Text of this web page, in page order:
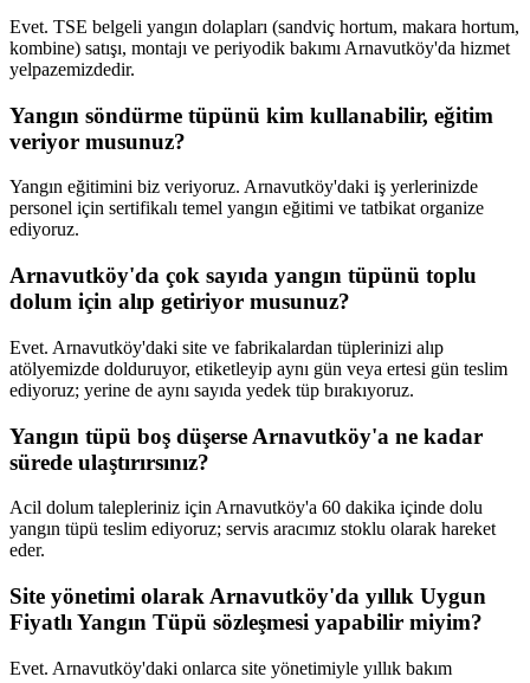
Evet. TSE belgeli yangın dolapları (sandviç hortum, makara hortum,
kombine) satışı, montajı ve periyodik bakımı Arnavutköy'da hizmet
yelpazemizdedir.
Yangın söndürme tüpünü kim kullanabilir, eğitim
veriyor musunuz?
Yangın eğitimini biz veriyoruz. Arnavutköy'daki iş yerlerinizde
personel için sertifikalı temel yangın eğitimi ve tatbikat organize
ediyoruz.
Arnavutköy'da çok sayıda yangın tüpünü toplu
dolum için alıp getiriyor musunuz?
Evet. Arnavutköy'daki site ve fabrikalardan tüplerinizi alıp
atölyemizde dolduruyor, etiketleyip aynı gün veya ertesi gün teslim
ediyoruz; yerine de aynı sayıda yedek tüp bırakıyoruz.
Yangın tüpü boş düşerse Arnavutköy'a ne kadar
sürede ulaştırırsınız?
Acil dolum talepleriniz için Arnavutköy'a 60 dakika içinde dolu
yangın tüpü teslim ediyoruz; servis aracımız stoklu olarak hareket
eder.
Site yönetimi olarak Arnavutköy'da yıllık Uygun
Fiyatlı Yangın Tüpü sözleşmesi yapabilir miyim?
Evet. Arnavutköy'daki onlarca site yönetimiyle yıllık bakım